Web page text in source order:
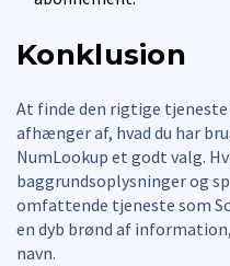
Konklusion
At finde den rigtige
afhænger af, hvad du har
NumLookup et godt valg.
baggrundsoplysninger og
omfattende tjeneste som
en dyb brønd af
navn.